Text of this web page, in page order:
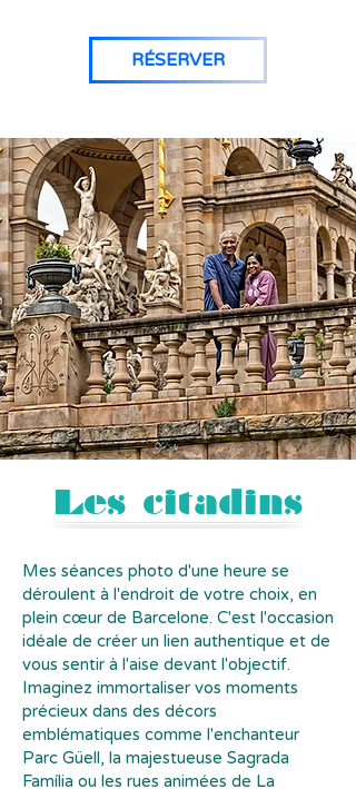
RÉSERVER
Les citadins
Mes séances photo d'une heure se
déroulent à l'endroit de votre choix, en
plein cœur de Barcelone. C'est l'occasion
idéale de créer un lien authentique et de
vous sentir à l'aise devant l'objectif.
Imaginez immortaliser vos moments
précieux dans des décors
emblématiques comme l'enchanteur
Parc Güell, la majestueuse Sagrada
Família ou les rues animées de La